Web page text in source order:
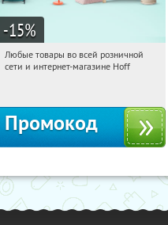
-15%
05:53:32 Получили:
Любые товары во всей розничной
сети и интернет-магазине Hoff
Промокод